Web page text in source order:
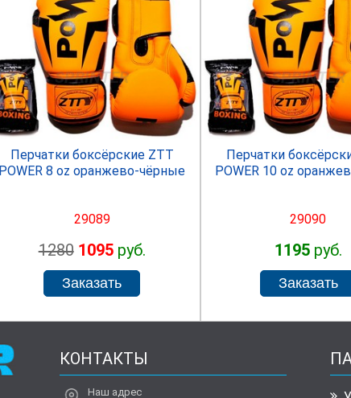
SPRINTER
Перчатки боксёрские ZTT
POWER 8 oz оранжево-чёрные
29089
1280 1095руб.
SPRINTER
Перчатки
POWER 10 oz
29090
1195руб.
КОНТАКТЫ
Наш адрес